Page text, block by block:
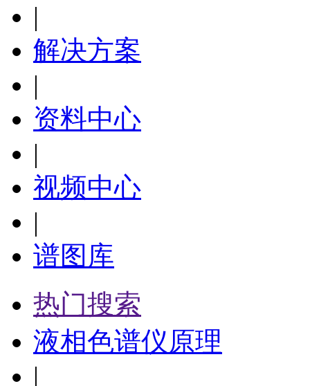
|
解决方案
|
资料中心
|
视频中心
|
谱图库
热门搜索
液相色谱仪原理
|